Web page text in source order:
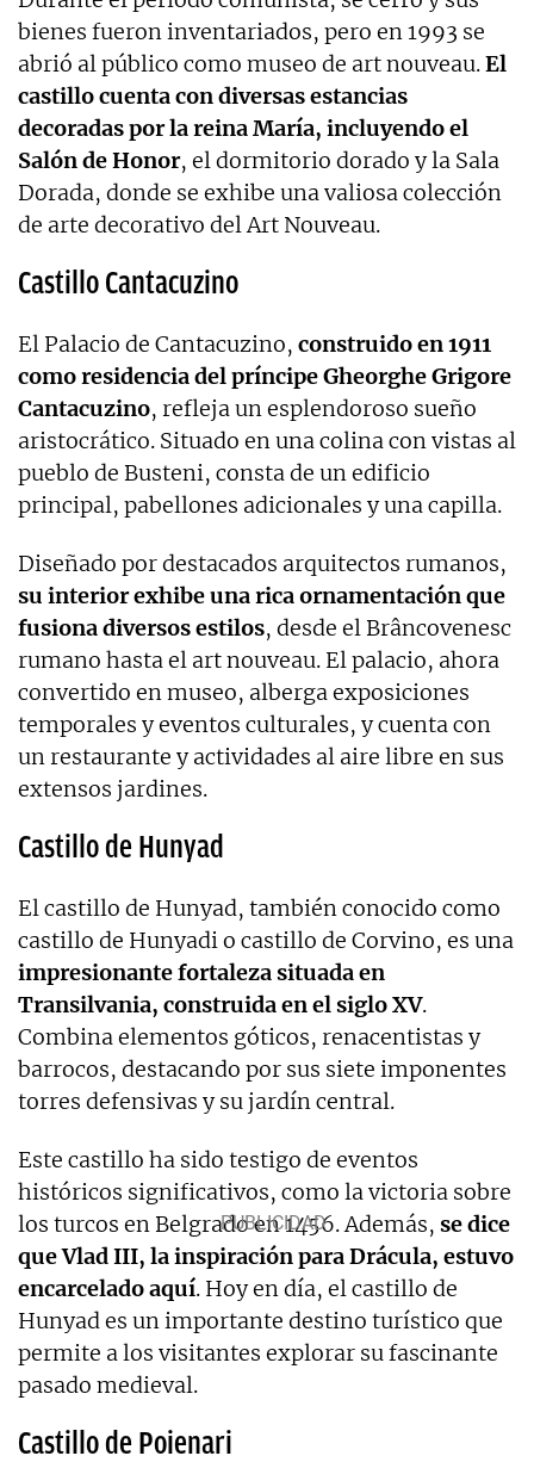
bienes fueron inventariados, pero en 1993 se
abrió al público como museo de art nouveau.El
castillo cuenta con diversas estancias
decoradas por la reina María, incluyendo el
Salón de Honor, el dormitorio dorado y la Sala
Dorada, donde se exhibe una valiosa colección
de arte decorativo del Art Nouveau.
Castillo Cantacuzino
El Palacio de Cantacuzino, construido en 1911
como residencia del príncipe Gheorghe Grigore
Cantacuzino, refleja un esplendoroso sueño
aristocrático. Situado en una colina con vistas al
pueblo de Busteni, consta de un edificio
principal, pabellones adicionales y una capilla.
Diseñado por destacados arquitectos rumanos,
su interior exhibe una rica ornamentación que
fusiona diversos estilos, desde el Brâncovenesc
rumano hasta el art nouveau. El palacio, ahora
convertido en museo, alberga exposiciones
temporales y eventos culturales, y cuenta con
un restaurante y actividades al aire libre en sus
extensos jardines.
Castillo de Hunyad
El castillo de Hunyad, también conocido como
castillo de Hunyadi o castillo de Corvino, es una
impresionante fortaleza situada en
Transilvania, construida en el siglo XV.
Combina elementos góticos, renacentistas y
barrocos, destacando por sus siete imponentes
torres defensivas y su jardín central.
Este castillo ha sido testigo de eventos
históricos significativos, como la victoria sobre
los turcos en Belgrado en 1456. Además, se dice
que Vlad III, la inspiración para Drácula, estuvo
encarcelado aquí. Hoy en día, el castillo de
Hunyad es un importante destino turístico que
permite a los visitantes explorar su fascinante
pasado medieval.
Castillo de Poienari